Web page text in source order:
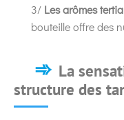
3/ Les arômes
bouteille offre des
La
structure des